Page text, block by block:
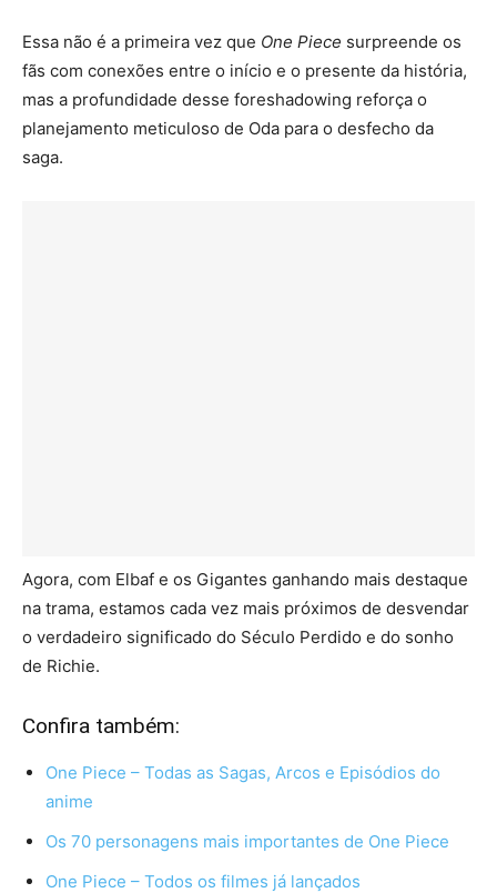
Essa não é a primeira vez que One Piece surpreende os
fãs com conexões entre o início e o presente da história,
mas a profundidade desse foreshadowing reforça o
planejamento meticuloso de Oda para o desfecho da
saga.
Agora, com Elbaf e os Gigantes ganhando mais destaque
na trama, estamos cada vez mais próximos de desvendar
o verdadeiro significado do Século Perdido e do sonho
de Richie.
Confira também:
One Piece – Todas as Sagas, Arcos e Episódios do
anime
Os 70 personagens mais importantes de One Piece
One Piece – Todos os filmes já lançados